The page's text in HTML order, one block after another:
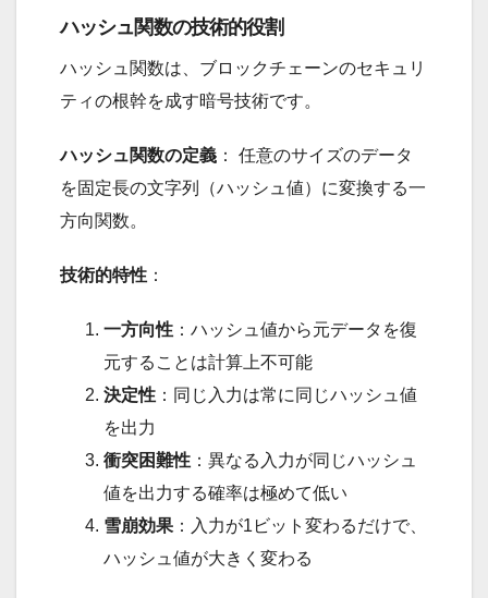
ハッシュ関数の技術的役割
ハッシュ関数は、ブロックチェーンのセキュリ
ティの根幹を成す暗号技術です。
ハッシュ関数の定義 ： 任意のサイズのデータ
を固定長の文字列（ハッシュ値）に変換する一
方向関数。
技術的特性 ：
一方向性 ：ハッシュ値から元データを復
元することは計算上不可能
決定性 ：同じ入力は常に同じハッシュ値
を出力
衝突困難性 ：異なる入力が同じハッシュ
値を出力する確率は極めて低い
雪崩効果 ：入力が1ビット変わるだけで、
ハッシュ値が大きく変わる